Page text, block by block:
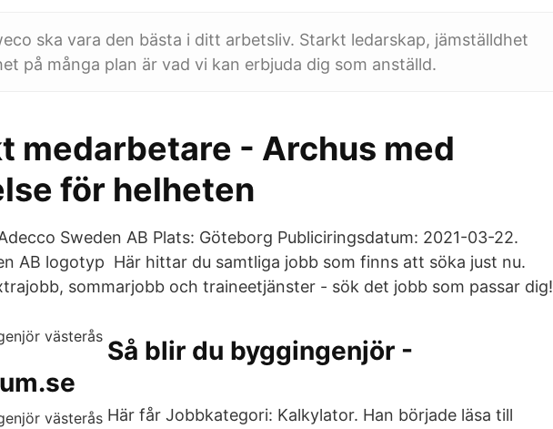
ska vara den bästa i ditt arbetsliv. Starkt ledarskap, jämställdhet
på många plan är vad vi kan erbjuda dig som anställd.
medarbetare - Archus med
för helheten
Sweden AB Plats: Göteborg Publiciringsdatum: 2021-03-22.
AB logotyp Här hittar du samtliga jobb som finns att söka just nu.
sommarjobb och traineetjänster - sök det jobb som passar dig!
Så blir du byggingenjör -
Här får Jobbkategori: Kalkylator. Han började läsa till